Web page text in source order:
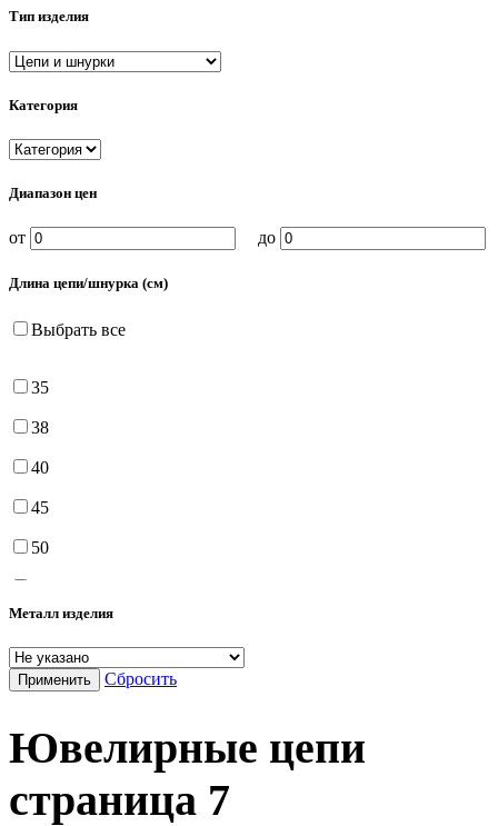
Тип изделия
Категория
Диапазон цен
от до
Длина цепи/шнурка (см)
Выбрать все
35
38
40
45
50
65
75
Металл изделия
Применить Сбросить
Ювелирные цепи
страница 7